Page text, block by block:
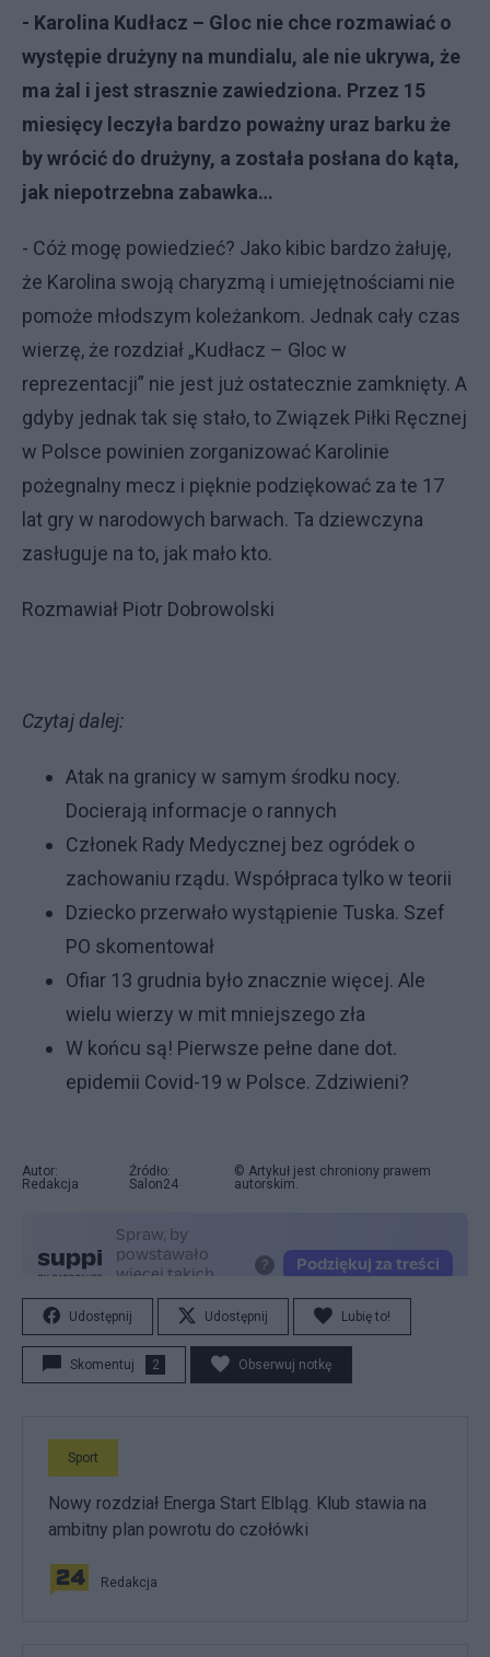
- Karolina Kudłacz – Gloc nie chce rozmawiać o
występie drużyny na mundialu, ale nie ukrywa, że
ma żal i jest strasznie zawiedziona. Przez 15
miesięcy leczyła bardzo poważny uraz barku że
by wrócić do drużyny, a została posłana do kąta,
jak niepotrzebna zabawka…
- Cóż mogę powiedzieć? Jako kibic bardzo żałuję,
że Karolina swoją charyzmą i umiejętnościami nie
pomoże młodszym koleżankom. Jednak cały czas
wierzę, że rozdział „Kudłacz – Gloc w
reprezentacji” nie jest już ostatecznie zamknięty. A
gdyby jednak tak się stało, to Związek Piłki Ręcznej
w Polsce powinien zorganizować Karolinie
pożegnalny mecz i pięknie podziękować za te 17
lat gry w narodowych barwach. Ta dziewczyna
zasługuje na to, jak mało kto.
Rozmawiał Piotr Dobrowolski
Czytaj dalej:
Atak na granicy w samym środku nocy.
Docierają informacje o rannych
Członek Rady Medycznej bez ogródek o
zachowaniu rządu. Współpraca tylko w teorii
Dziecko przerwało wystąpienie Tuska. Szef
PO skomentował
Ofiar 13 grudnia było znacznie więcej. Ale
wielu wierzy w mit mniejszego zła
W końcu są! Pierwsze pełne dane dot.
epidemii Covid-19 w Polsce. Zdziwieni?
Autor:
Redakcja
Źródło:
Salon24
© Artykuł jest chroniony prawem
autorskim.
Udostępnij Udostępnij Lubię to!
Skomentuj 2 Obserwuj notkę
Sport
Nowy rozdział Energa Start Elbląg. Klub stawia na
ambitny plan powrotu do czołówki
Redakcja